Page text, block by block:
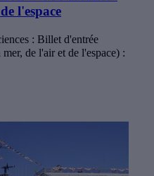
l'espace
: Billet d'entrée
de l'air et de l'espace) :